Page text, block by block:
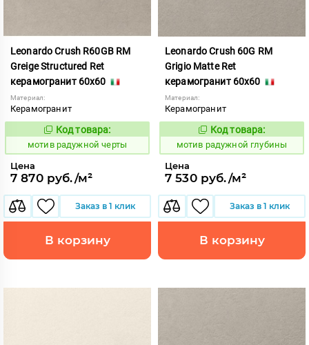
Leonardo Crush R60GB RM
Greige Structured Ret
керамогранит 60x60
Материал:
Керамогранит
1040870
Код товара:
мотив радужной черты
Цена
7 870 руб./м²
Заказ в 1 клик
В корзину
Leonardo Crush 60G RM
Grigio Matte Ret
керамогранит 60x60
Материал:
Керамогранит
1040767
Код товара:
мотив радужной глубины
Цена
7 530 руб./м²
Заказ в 1 клик
В корзину